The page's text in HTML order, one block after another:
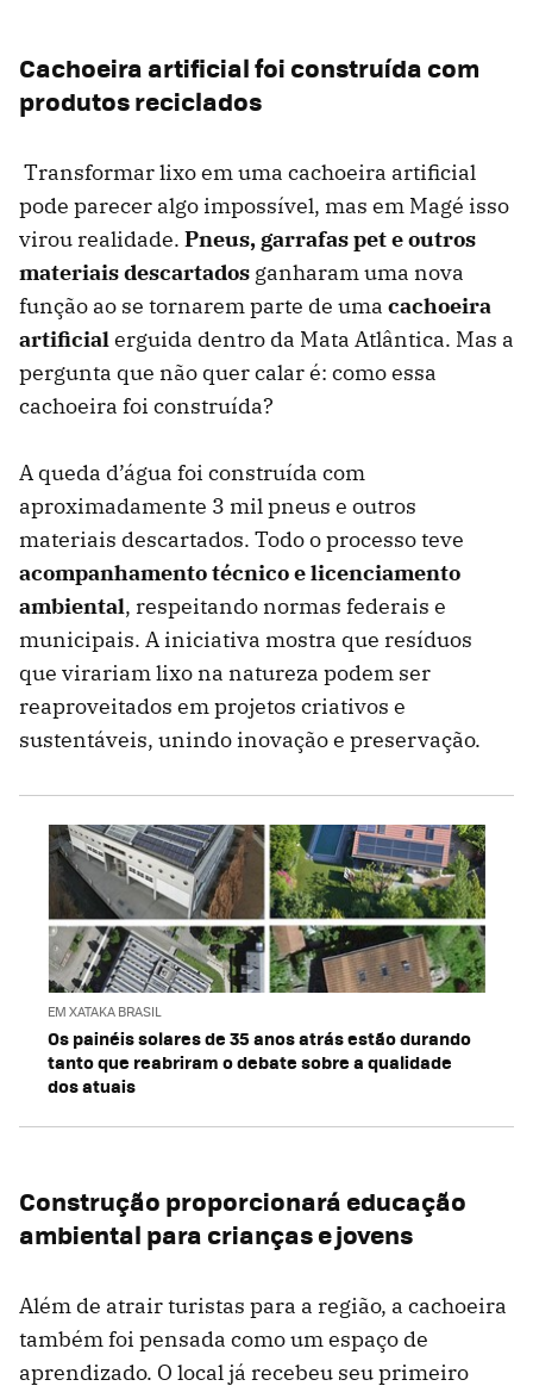
Cachoeira artificial foi construída com
produtos reciclados
Transformar lixo em uma cachoeira artificial
pode parecer algo impossível, mas em Magé isso
virou realidade. Pneus, garrafas pet e outros
materiais descartados ganharam uma nova
função ao se tornarem parte de uma cachoeira
artificialerguida dentro da Mata Atlântica. Mas a
pergunta que não quer calar é: como essa
cachoeira foi construída?
A queda d’água foi construída com
aproximadamente 3 mil pneus e outros
materiais descartados. Todo o processo teve
acompanhamento técnico e licenciamento
ambiental, respeitando normas federais e
municipais. A iniciativa mostra que resíduos
que virariam lixo na natureza podem ser
reaproveitados em projetos criativos e
sustentáveis, unindo inovação e preservação.
EM XATAKA BRASIL
Os painéis solares de 35 anos atrás estão durando
tanto que reabriram o debate sobre a qualidade
dos atuais
Construção proporcionará educação
ambiental para crianças e jovens
Além de atrair turistas para a região, a cachoeira
também foi pensada como um espaço de
aprendizado. O local já recebeu seu primeiro